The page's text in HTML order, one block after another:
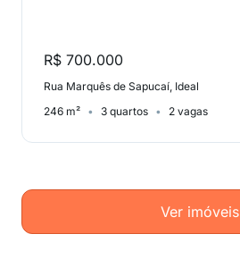
R$ 700.000
Rua Marquês de Sapucaí, Ideal
246 m²
3 quartos 2 vagas
Ver imóveis